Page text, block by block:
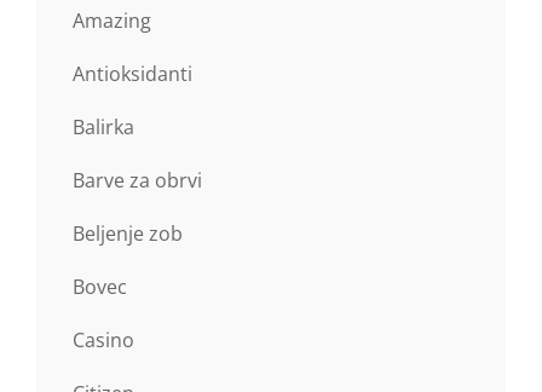
Amazing
Antioksidanti
Balirka
Barve za obrvi
Beljenje zob
Bovec
Casino